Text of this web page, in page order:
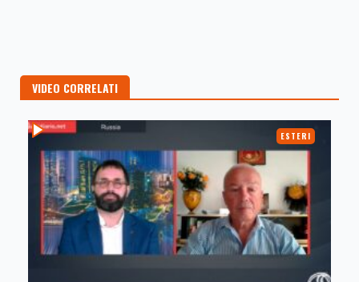
VIDEO CORRELATI
ESTERI